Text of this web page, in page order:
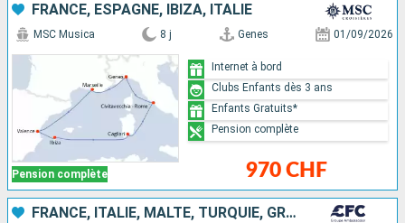
FRANCE, ESPAGNE, IBIZA, ITALIE
Pension complète
MSC Musica 8 j Genes 01/09/2026
970 CHF
Internet à bord
Clubs Enfants dès 3 ans
Enfants Gratuits*
Pension complète
FRANCE, ITALIE, MALTE, TURQUIE, GRÈCE